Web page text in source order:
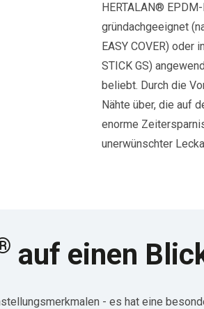
HERTALAN®
gründachgeeignet
EASY COVER) oder
STICK GS)
beliebt. Durch die
Nähte über, die auf
enorme
unerwünschter
auf einen
- es hat eine